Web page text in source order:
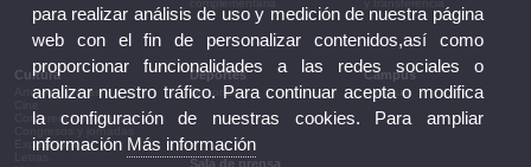
Cultura
Artes escénicas
Conferencias y debates
Congresos y jornadas
Exposiciones
Deportes
Deportes
Campus
Campus
Sala de prensa
para realizar análisis de uso y medición de nuestra página
web con el fin de personalizar contenidos,así como
proporcionar funcionalidades a las redes sociales o
analizar nuestro tráfico. Para continuar acepta o modifica
la configuración de nuestras cookies. Para ampliar
información Más información